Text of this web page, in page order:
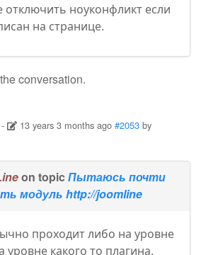
отключить ноуконфликт если
на странице.
conversation.
13 years 3 months ago #2053 by
on topic Пытаюсь почти
модуль http://joomline
проходит либо на уровне
какого то плагина.